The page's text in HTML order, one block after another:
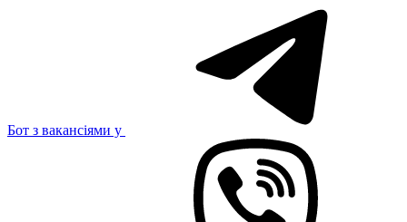
Бот з вакансіями у